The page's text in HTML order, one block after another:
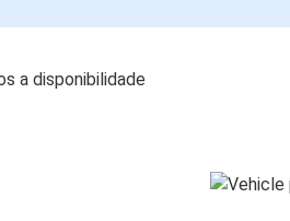
a disponibilidade